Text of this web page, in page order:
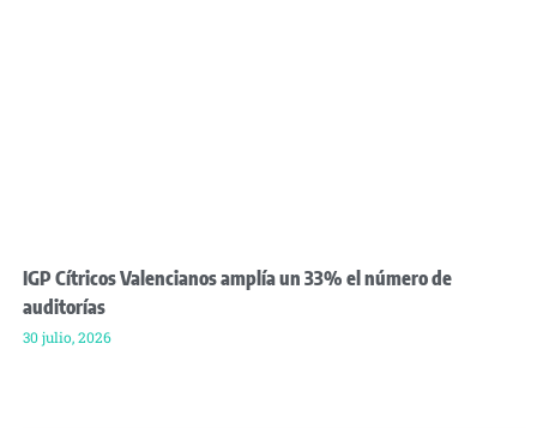
IGP Cítricos Valencianos amplía un 33% el número de
auditorías
30 julio, 2026